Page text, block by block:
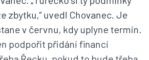
zbytku,“ uvedl Chovanec. Je
v červnu, kdy uplyne termín.
podpořit přidání financí